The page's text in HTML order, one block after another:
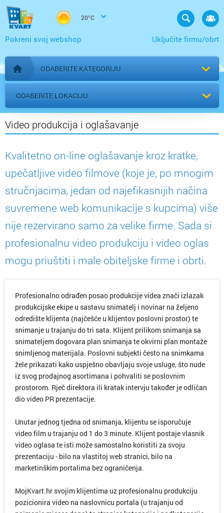
20°C
Uključite firmu/obrt
Pokreni svoj webshop
Početna stranica
ODABERITE KATEGORIJU
ODABERITE LOKACIJU
Video produkcija i oglašavanje
Kvalitetno on-line oglašavanje kroz kratke,
upečatljive video filmove (koje je, po mnogim
stručnjacima, jedan od najefikasnijih načina
suvremene web komunikacije s kupcima) više
nije rezervirano samo za velike firme. Sada si
profesionalnu video produkciju i video oglas
mogu priuštiti i male obiteljske firme i obrti.
Profesionalno odrađen posao produkcije videa znači izlazak
produkcijske ekipe u sastavu snimatelj i novinar na željeno
odredište klijenta (najčešće u klijentov poslovni prostor) te
snimanje u trajanju do tri sata. Klijent prilikom snimanja sa
snimateljem dogovara plan snimanja te okvirni plan montaže
snimljenog materijala. Poslovni subjekti često na snimkama
žele prikazati kako uspješno obavljaju svoje usluge, što nude
iz svog prodajnog asortimana i pohvaliti se poslovnim
prostorom. Rječ direktora ili kratak intervju također je odličan
dio video PR prezentacije.
Unutar jednog tjedna od snimanja, klijentu se isporučuje
video film u trajanju od 1 do 3 minute. Klijent postaje vlasnik
video oglasa te isti može samostalno koristiti za svoju
prezentaciju - bilo na vlastitoj web stranici, bilo na
marketinškim portalima bez ograničenja.
MojKvart.hr svojim klijentima uz profesionalnu produkciju
pozicionira video na naslovnicu portala (u trajanju od